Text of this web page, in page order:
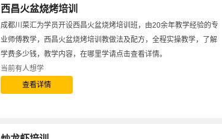
西昌火盆烧烤培训
成都川菜汇为学员开设西昌火盆烧烤培训班，由20余年教学经验的专
业师傅教学，西昌火盆烧烤培训教做法及配方，全程实操教学，了解
学费多少钱，教学内容，在哪里学请点击查看详情。
当前有人想学
查看详情